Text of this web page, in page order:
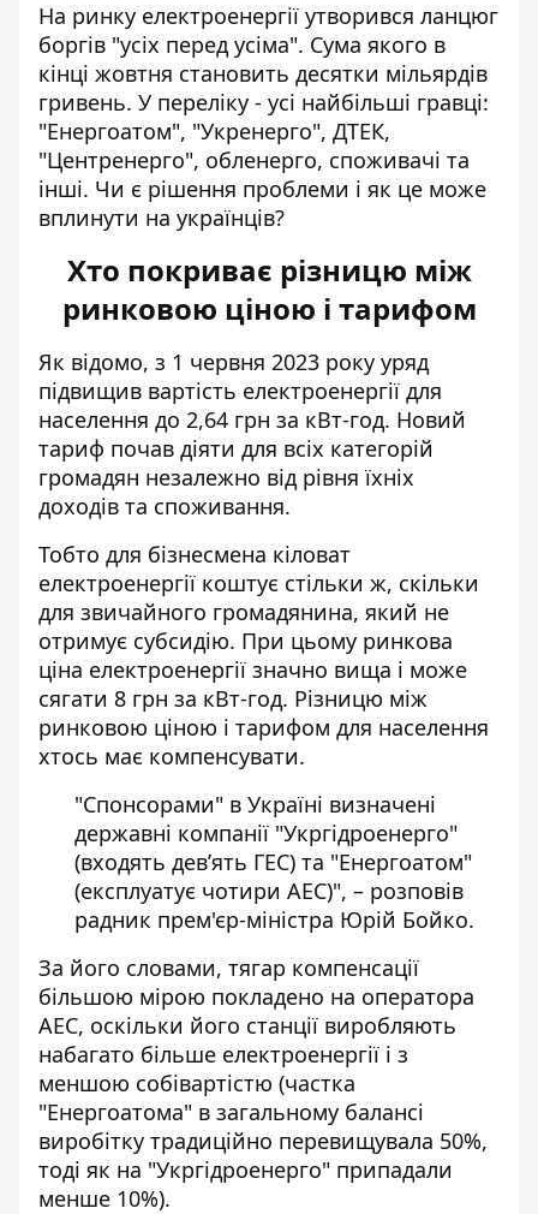
На ринку електроенергії утворився ланцюг
боргів "усіх перед усіма". Сума якого в
кінці жовтня становить десятки мільярдів
гривень. У переліку - усі найбільші гравці:
"Енергоатом", "Укренерго", ДТЕК,
"Центренерго", обленерго, споживачі та
інші. Чи є рішення проблеми і як це може
вплинути на українців?
Хто покриває різницю між
ринковою ціною і тарифом
Як відомо, з 1 червня 2023 року уряд
підвищив вартість електроенергії для
населення до 2,64 грн за кВт-год. Новий
тариф почав діяти для всіх категорій
громадян незалежно від рівня їхніх
доходів та споживання.
Тобто для бізнесмена кіловат
електроенергії коштує стільки ж, скільки
для звичайного громадянина, який не
отримує субсидію. При цьому ринкова
ціна електроенергії значно вища і може
сягати 8 грн за кВт-год. Різницю між
ринковою ціною і тарифом для населення
хтось має компенсувати.
"Спонсорами" в Україні визначені
державні компанії "Укргідроенерго"
(входять девʼять ГЕС) та "Енергоатом"
(експлуатує чотири АЕС)", – розповів
радник прем'єр-міністра Юрій Бойко.
За його словами, тягар компенсації
більшою мірою покладено на оператора
АЕС, оскільки його станції виробляють
набагато більше електроенергії і з
меншою собівартістю (частка
"Енергоатома" в загальному балансі
виробітку традиційно перевищувала 50%,
тоді як на "Укргідроенерго" припадали
менше 10%).